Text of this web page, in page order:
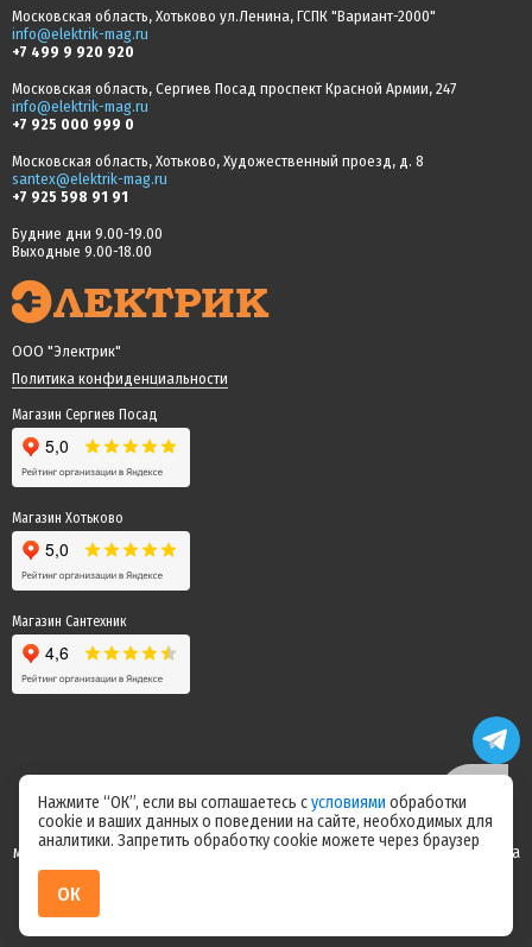
Московская область, Хотьково ул.Ленина, ГСПК "Вариант-2000"
info@elektrik-mag.ru
+7 499 9 920 920
Московская область, Сергиев Посад проспект Красной Армии, 247
info@elektrik-mag.ru
+7 925 000 999 0
Московская область, Хотьково, Художественный проезд, д. 8
santex@elektrik-mag.ru
+7 925 598 91 91
Будние дни 9.00-19.00
Выходные 9.00-18.00
ООО "Электрик"
Политика конфиденциальности
Магазин Сергиев Посад
Магазин Хотьково
Магазин Сантехник
Цены на сайте не являются офертой! Актуальные цены уточняйте у
менеджера после оформления заказа! Спасибо за понимание! Команда
Нажмите “ОК”, если вы соглашаетесь сусловиями обработки
cookie и ваших данных о поведении на сайте, необходимых для
аналитики. Запретить обработку cookie можете через браузер
ОК